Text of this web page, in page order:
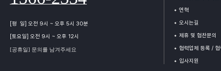
[평 일] 오전 9시 ~ 오후 5시 30분
[토요일] 오전 9시 ~ 오후 12시
[공휴일] 문의를 남겨주세요
연혁
오시는길
제휴 및 협찬문의
협력업체 등록 /
입사지원